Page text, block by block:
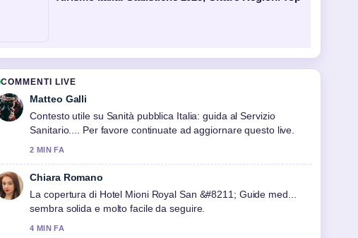
COMMENTI LIVE
Matteo Galli
Contesto utile su Sanità pubblica Italia: guida al Servizio
Sanitario.... Per favore continuate ad aggiornare questo live.
2 MIN FA
Chiara Romano
La copertura di Hotel Mioni Royal San &#8211; Guide med...
sembra solida e molto facile da seguire.
4 MIN FA